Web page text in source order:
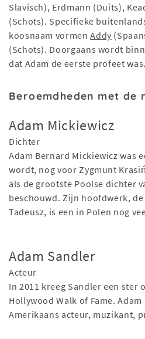
Slavisch), Erdmann (Duits),
(Schots). Specifieke
koosnaam vormenAddy
(Schots). Doorgaans wordt
dat Adam de eerste profeet was.
Beroemdheden met de
Adam Mickiewicz
Dichter
Adam Bernard Mickiewicz was
wordt, nog voor Zygmunt
als de grootste Poolse dichter
beschouwd. Zijn hoofdwerk,
Tadeusz, is een in Polen nog
Adam Sandler
Acteur
In 2011 kreeg Sandler een ster
Hollywood Walk of Fame.
Amerikaans acteur, muzikant,